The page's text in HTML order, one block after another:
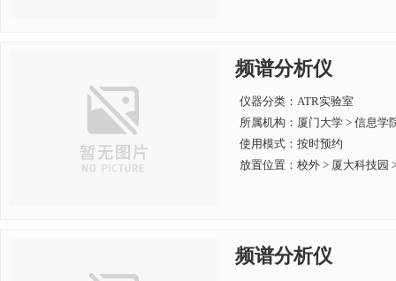
频谱分析仪
仪器分类：ATR实验室
所属机构： 厦门大学 > 信息学
使用模式：按时预约
放置位置：校外 > 厦大科技园
频谱分析仪